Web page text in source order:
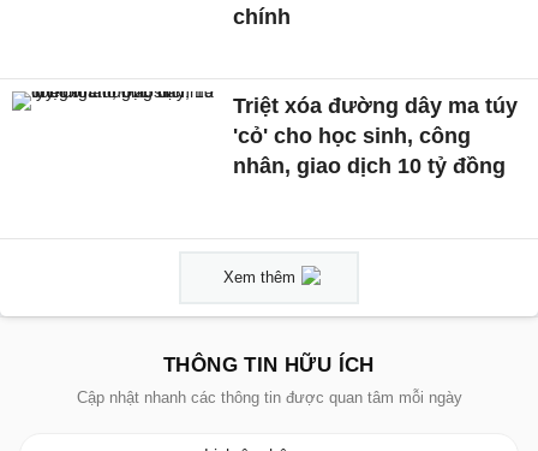
chính
Triệt xóa đường dây ma túy
'cỏ' cho học sinh, công
nhân, giao dịch 10 tỷ đồng
Xem thêm
THÔNG TIN HỮU ÍCH
Cập nhật nhanh các thông tin được quan tâm mỗi ngày